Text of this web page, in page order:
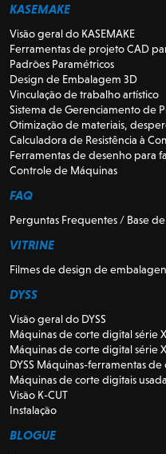
KASEMAKE
Visão geral do KASEMAKE
Ferramentas de projeto CAD
Padrões Paramétricos
Design de Embalagem 3D
Vinculação de trabalho artístico
Sistema de Gerenciamento de
Otimização de materiais,
Calculadora de Resistência à
Ferramentas de desenho para
Controle de Máquinas
FAQ
Perguntas Frequentes / Base
VITRINE
Filmes de design de
DYSS
Visão geral do DYSS
Máquinas de corte digital série
Máquinas de corte digital série
DYSS Máquinas-ferramentas de
Máquinas de corte digitais
Visão K-CUT
Instalação
BLOGUE